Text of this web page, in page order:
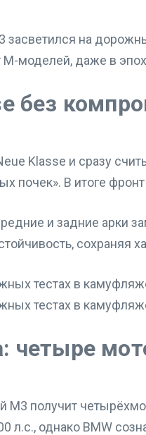
засветился на
моделей, даже в
без
Klasse и сразу
почек». В итоге
и задние арки
сохраняя
четыре
M3 получит
однако BMW